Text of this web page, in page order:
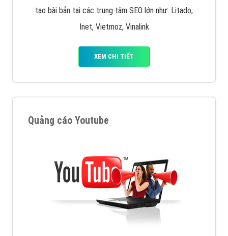
tạo bài bản tại các trung tâm SEO lớn như: Litado,
Inet, Vietmoz, Vinalink
XEM CHI TIẾT
Quảng cáo Youtube